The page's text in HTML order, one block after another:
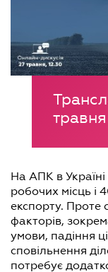
На АПК в
робочих місць і
експорту. Проте
факторів,
умови, падіння
сповільнення
потребує